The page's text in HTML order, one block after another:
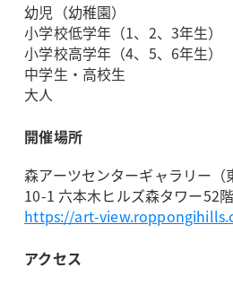
幼児（幼稚園）
小学校低学年（1、2、3年生）
小学校高学年（4、5、6年生）
中学生・高校生
大人
開催場所
森アーツセンターギャラリー（
10-1 六本木ヒルズ森タワー52階
https://art-
アクセス